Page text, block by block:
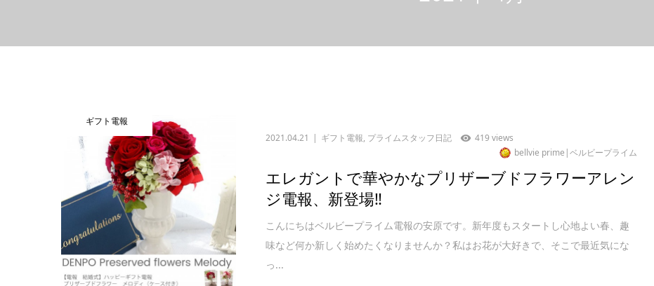
ギフト電報
2021.04.21
ギフト電報, プライムスタッフ日記
419 views
bellvie prime|ベルビープライム
エレガントで華やかなプリザーブドフラワーアレン
ジ電報、新登場‼︎
こんにちはベルビープライム電報の安原です。新年度もスタートし心地よい春、趣
味など何か新しく始めたくなりませんか？私はお花が大好きで、そこで最近気にな
っ...